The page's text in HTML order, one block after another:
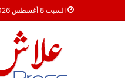
السبت 8 أغسطس 2026